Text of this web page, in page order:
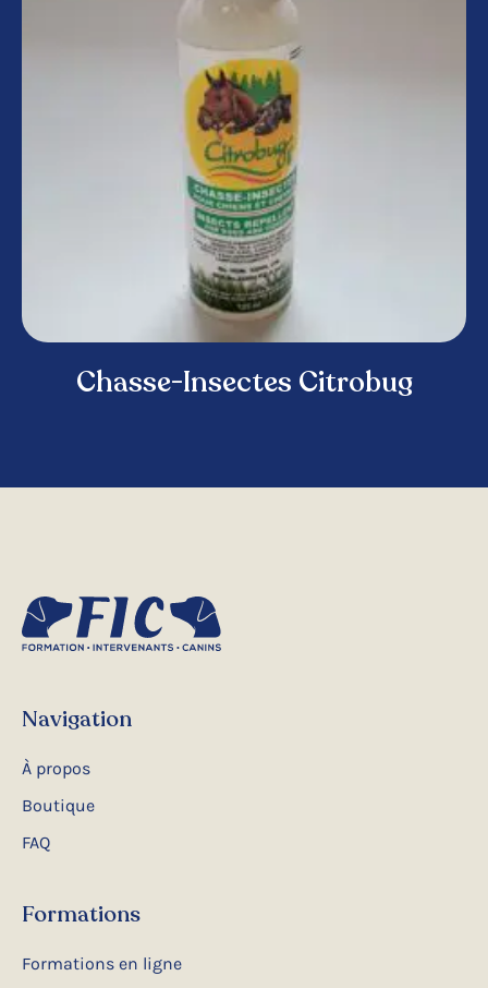
Chasse-Insectes Citrobug
Navigation
À propos
Boutique
FAQ
Formations
Formations en ligne